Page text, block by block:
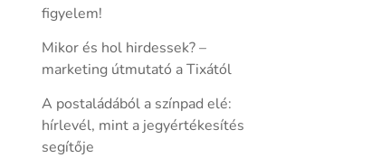
figyelem!
Mikor és hol hirdessek? –
marketing útmutató a Tixától
A postaládából a színpad elé:
hírlevél, mint a jegyértékesítés
segítője